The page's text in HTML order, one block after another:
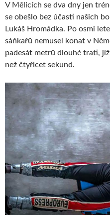
V Mělicích se dva dny jen
se obešlo bez účasti našich
Lukáš Hromádka. Po osmi
sáňkařů nemusel konat v
padesát metrů dlouhé trati,
než čtyřicet sekund.